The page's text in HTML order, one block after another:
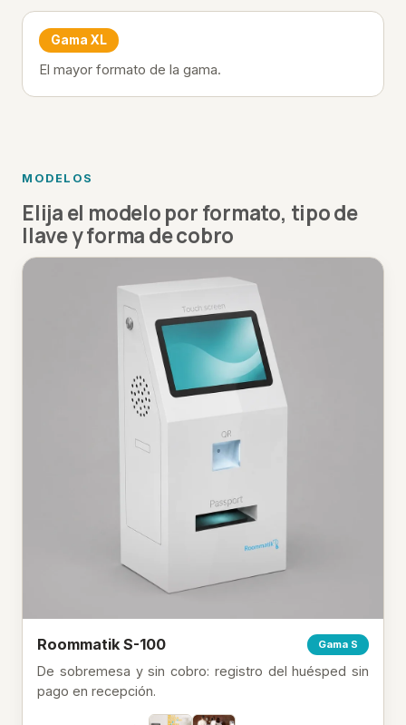
Gama XL
El mayor formato de la gama.
MODELOS
Elija el modelo por formato, tipo de
llave y forma de cobro
Roommatik S-100 Gama S
De sobremesa y sin cobro: registro del huésped sin
pago en recepción.